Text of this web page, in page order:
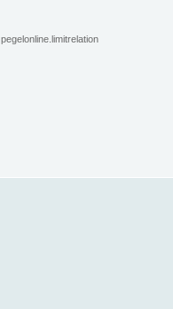
pegelonline.limitrelation